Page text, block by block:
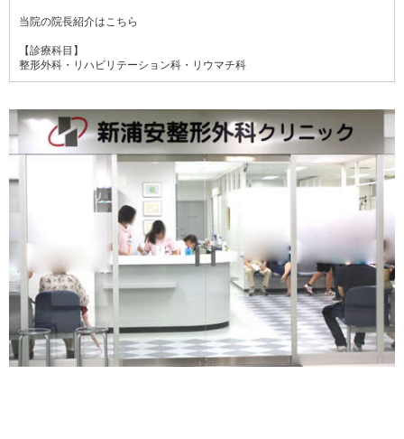
当院の院長紹介はこちら
【診療科目】
整形外科・リハビリテーション科・リウマチ科